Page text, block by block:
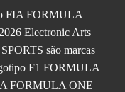
FIA FORMULA
Electronic Arts
são marcas
F1 FORMULA
FORMULA ONE